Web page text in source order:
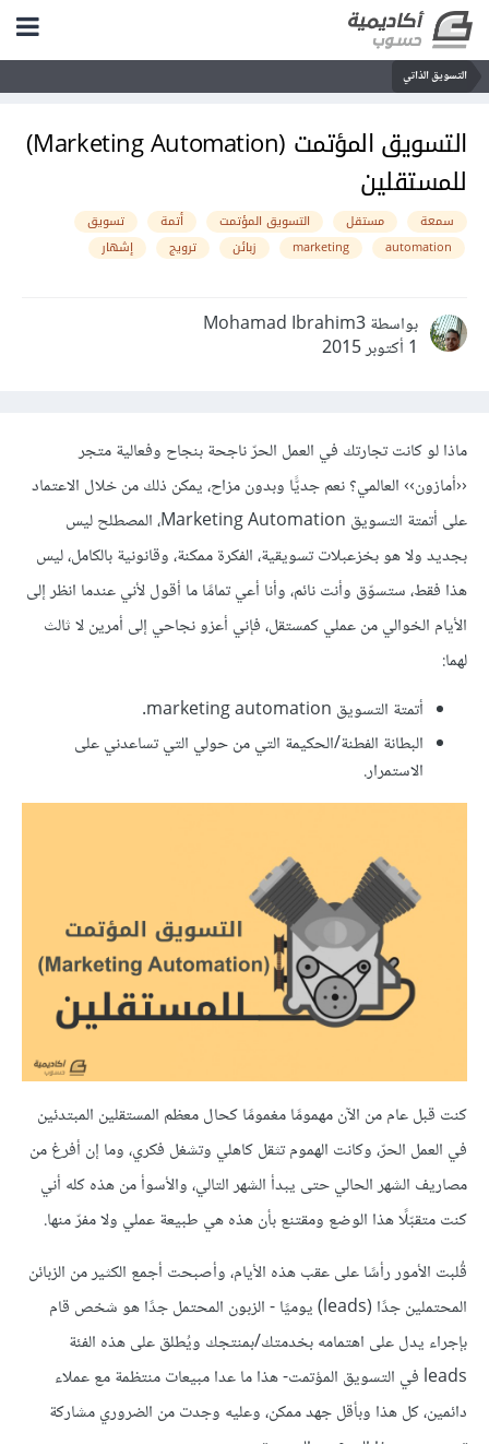
التسويق الذاتي
التسويق المؤتمت (Marketing Automation)
للمستقلين
سمعة مستقل التسويق المؤتمت أتمة
تسويق
automation
marketing زبائن ترويج إشهار
بواسطة Mohamad Ibrahim3
1 أكتوبر 2015
ماذا لو كانت تجارتك في العمل الحرّ ناجحة بنجاح وفعالية متجر
‹‹أمازون›› العالمي؟ نعم جديًّا وبدون مزاح، يمكن ذلك من خلال الاعتماد
على أتمتة التسويق Marketing Automation، المصطلح ليس
بجديد ولا هو بخزعبلات تسويقية، الفكرة ممكنة، وقانونية بالكامل، ليس
هذا فقط، ستسوّق وأنت نائم، وأنا أعي تمامًا ما أقول لأني عندما انظر إلى
الأيام الخوالي من عملي كمستقل، فإني أعزو نجاحي إلى أمرين لا ثالث
لهما:
أتمتة التسويق marketing automation.
البطانة الفطنة/الحكيمة التي من حولي التي تساعدني على
الاستمرار.
كنت قبل عام من الآن مهمومًا مغمومًا كحال معظم المستقلين المبتدئين
في العمل الحرّ، وكانت الهموم تثقل كاهلي وتشغل فكري، وما إن أفرغ من
مصاريف الشهر الحالي حتى يبدأ الشهر التالي، والأسوأ من هذه كله أني
كنت متقبّلًا هذا الوضع ومقتنع بأن هذه هي طبيعة عملي ولا مفرّ منها.
قُلبت الأمور رأسًا على عقب هذه الأيام، وأصبحت أجمع الكثير من الزبائن
المحتملين جدًا (leads) يوميًا - الزبون المحتمل جدًا هو شخص قام
بإجراء يدل على اهتمامه بخدمتك/بمنتجك ويُطلق على هذه الفئة
leads في التسويق المؤتمت- هذا ما عدا مبيعات منتظمة مع عملاء
دائمين، كل هذا وبأقل جهد ممكن، وعليه وجدت من الضروري مشاركة